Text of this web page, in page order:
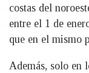
costas del
entre el 1 de
que en el mismo
Además, solo en